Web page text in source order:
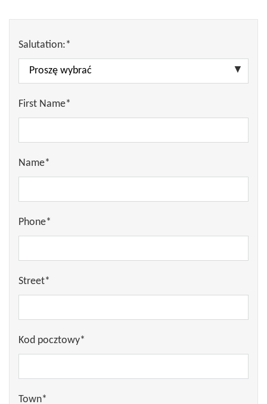
Salutation:*
First Name*
Name*
Phone*
Street*
Kod pocztowy*
Town*